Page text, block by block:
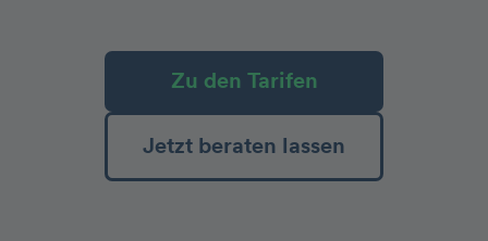
Zu den Tarifen
Jetzt beraten lassen